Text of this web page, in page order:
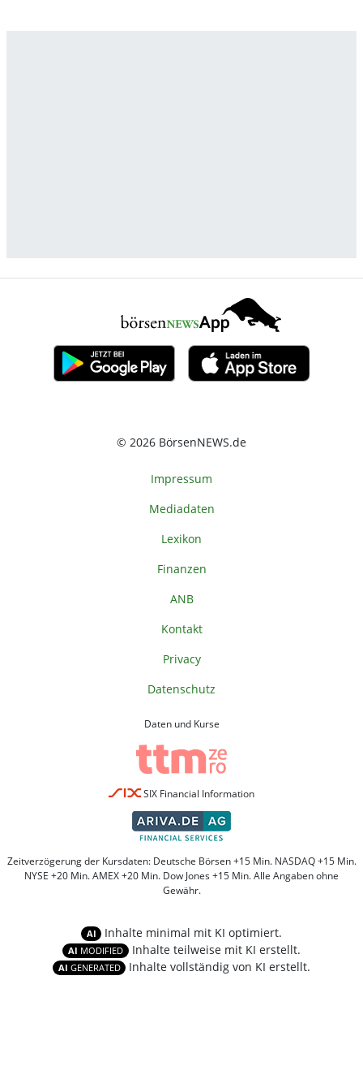
© 2026 BörsenNEWS.de
Impressum
Mediadaten
Lexikon
Finanzen
ANB
Kontakt
Privacy
Datenschutz
Daten und Kurse
SIX Financial Information
Zeitverzögerung der Kursdaten: Deutsche Börsen +15 Min. NASDAQ +15 Min.
NYSE +20 Min. AMEX +20 Min. Dow Jones +15 Min. Alle Angaben ohne
Gewähr.
AI Inhalte minimal mit KI optimiert.
AI MODIFIED Inhalte teilweise mit KI erstellt.
AI GENERATED Inhalte vollständig von KI erstellt.